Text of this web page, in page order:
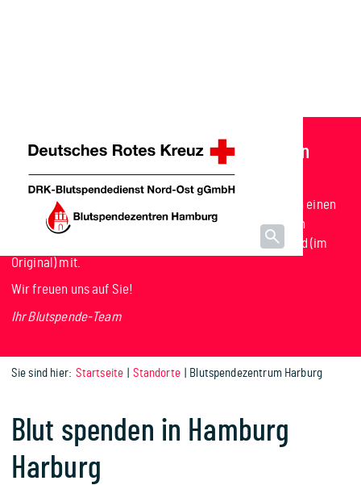
Blut spenden, Leben retten: Jetzt Termin
reservieren
Bitte buchen Sie für die Spende online oder telefonisch einen
Termin und bringen Sie Ihren Personalausweis bzw. ein
gleichwertiges gültiges Ausweisdokument mit Lichtbild (im
Original) mit.
Wir freuen uns auf Sie!
Ihr Blutspende-Team
Sie sind hier: Startseite Standorte Blutspendezentrum Harburg
Blut spenden in Hamburg
Harburg